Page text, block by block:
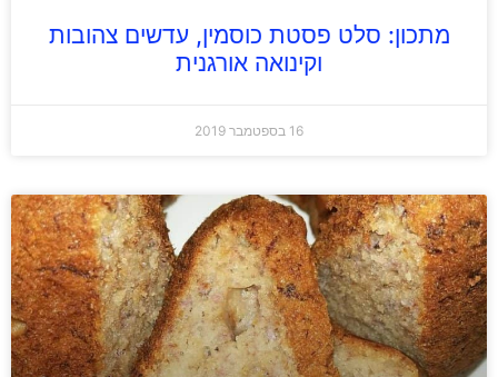
מתכון: סלט פסטת כוסמין, עדשים צהובות
וקינואה אורגנית
16 בספטמבר 2019